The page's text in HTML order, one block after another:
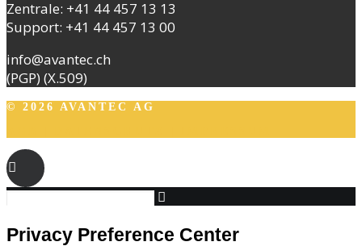
Zentrale: +41 44 457 13 13
Support: +41 44 457 13 00
info@avantec.ch
(PGP) (X.509)
© 2026 AVANTEC AG
Privacy Preference Center